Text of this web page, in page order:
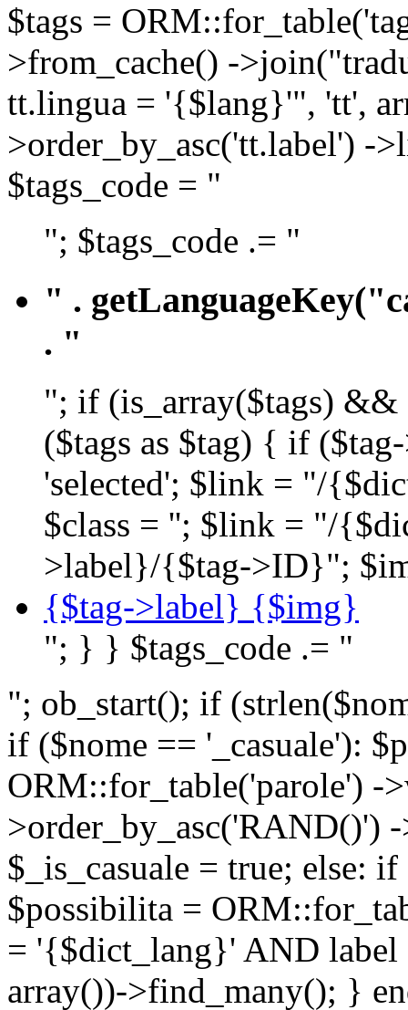
$tags =
>from_cache() -
tt.lingua = '{$lang}'", 'tt',
>order_by_asc('tt.label') -
$tags_code = "
"; $tags_code .= "
" .
. "
"; if (is_array($tags) &&
($tags as $tag) { if
'selected'; $link = "/
$class = ''; $link = "/
>label}/{$tag->ID}";
{$tag->label} {$img}
"; } } $tags_code .= "
"; ob_start(); if
if ($nome == '_casuale'):
ORM::for_table('parole') -
>order_by_asc('RAND()')
$_is_casuale = true; else:
$possibilita =
= '{$dict_lang}' AND
array())->find_many(); }